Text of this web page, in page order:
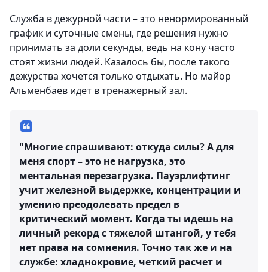
Служба в дежурной части – это ненормированный
график и суточные смены, где решения нужно
принимать за доли секунды, ведь на кону часто
стоят жизни людей. Казалось бы, после такого
дежурства хочется только отдыхать. Но майор
Альменбаев идет в тренажерный зал.
"Многие спрашивают: откуда силы? А для
меня спорт – это не нагрузка, это
ментальная перезагрузка. Пауэрлифтинг
учит железной выдержке, концентрации и
умению преодолевать предел в
критический момент. Когда ты идешь на
личный рекорд с тяжелой штангой, у тебя
нет права на сомнения. Точно так же и на
службе: хладнокровие, четкий расчет и